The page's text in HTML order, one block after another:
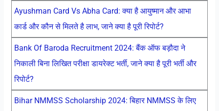
Ayushman Card Vs Abha Card: क्या है आयुष्मान और आभा
कार्ड और कौन से मिलते है लाभ, जाने क्या है पूरी रिपोर्ट?
Bank Of Baroda Recruitment 2024: बैंक ऑफ बड़ौदा ने
निकाली बिना लिखित परीक्षा डायरेक्ट भर्ती, जाने क्या है पूरी भर्ती और
रिपोर्ट?
Bihar NMMSS Scholarship 2024: बिहार NMMSS के लिए